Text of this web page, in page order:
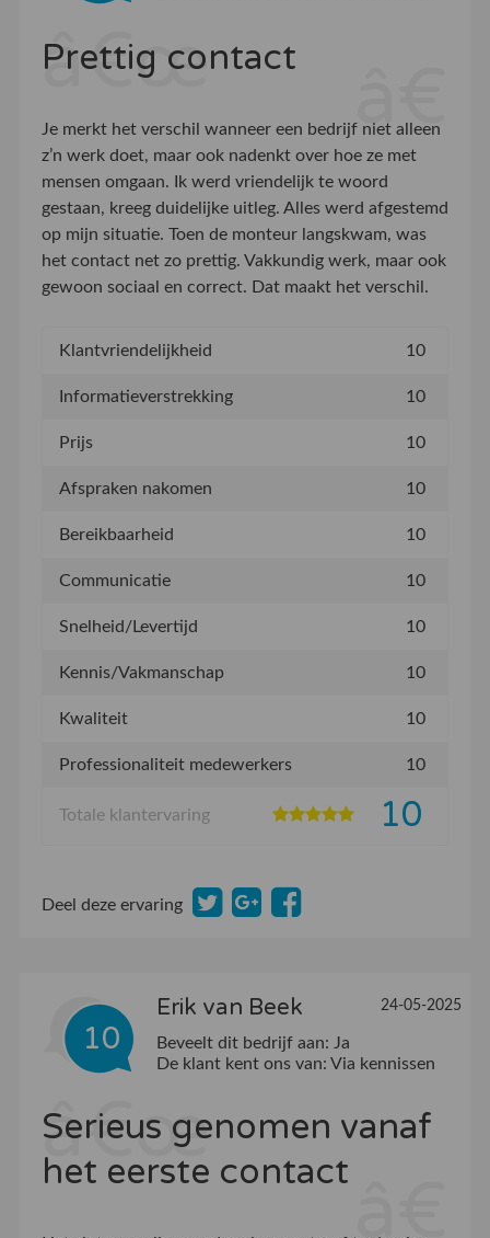
Prettig contact
Je merkt het verschil wanneer een bedrijf niet alleen
z’n werk doet, maar ook nadenkt over hoe ze met
mensen omgaan. Ik werd vriendelijk te woord
gestaan, kreeg duidelijke uitleg. Alles werd afgestemd
op mijn situatie. Toen de monteur langskwam, was
het contact net zo prettig. Vakkundig werk, maar ook
gewoon sociaal en correct. Dat maakt het verschil.
Klantvriendelijkheid 10
Informatieverstrekking 10
Prijs 10
Afspraken nakomen 10
Bereikbaarheid 10
Communicatie 10
Snelheid/Levertijd 10
Kennis/Vakmanschap 10
Kwaliteit 10
Professionaliteit medewerkers 10
Totale klantervaring 10
Deel deze ervaring
10
Erik van Beek 24-05-2025
Beveelt dit bedrijf aan: Ja
De klant kent ons van: Via kennissen
Serieus genomen vanaf
het eerste contact